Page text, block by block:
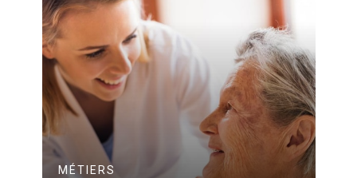
MÉTIERS